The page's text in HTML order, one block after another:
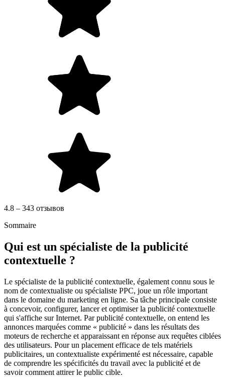
4.8 – 343 отзывов
Sommaire
Qui est un spécialiste de la publicité
contextuelle ?
Le spécialiste de la publicité contextuelle, également connu sous le
nom de contextualiste ou spécialiste PPC, joue un rôle important
dans le domaine du marketing en ligne. Sa tâche principale consiste
à concevoir, configurer, lancer et optimiser la publicité contextuelle
qui s'affiche sur Internet. Par publicité contextuelle, on entend les
annonces marquées comme « publicité » dans les résultats des
moteurs de recherche et apparaissant en réponse aux requêtes ciblées
des utilisateurs. Pour un placement efficace de tels matériels
publicitaires, un contextualiste expérimenté est nécessaire, capable
de comprendre les spécificités du travail avec la publicité et de
savoir comment attirer le public cible.